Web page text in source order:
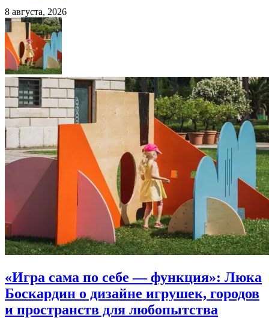
8 августа, 2026
«Игра сама по себе — функция»: Люка
Боскардин о дизайне игрушек, городов
и пространств для любопытства